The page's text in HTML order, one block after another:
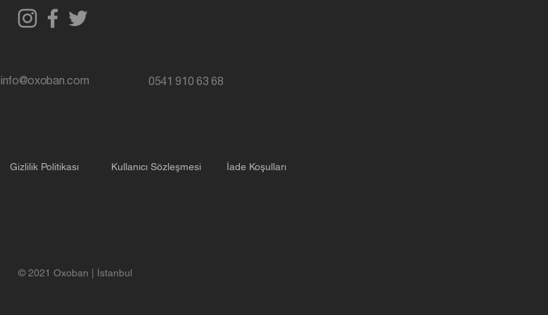
info@oxoban.com 0541 910 63 68
Gizlilik Politikası Kullanıcı Sözleşmesi İade Koşulları
© 2021 Oxoban | İstanbul